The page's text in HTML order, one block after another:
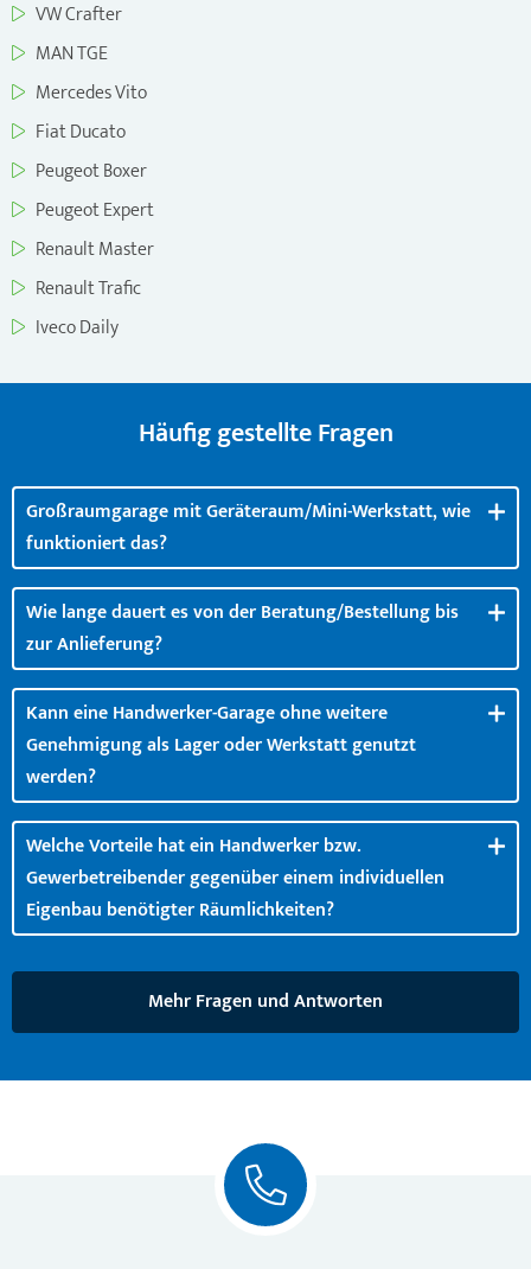
VW Crafter
MAN TGE
Mercedes Vito
Fiat Ducato
Peugeot Boxer
Peugeot Expert
Renault Master
Renault Trafic
Iveco Daily
Häufig gestellte Fragen
Großraumgarage mit Geräteraum/Mini-Werkstatt, wie
funktioniert das?
Wie lange dauert es von der Beratung/Bestellung bis
zur Anlieferung?
Kann eine Handwerker-Garage ohne weitere
Genehmigung als Lager oder Werkstatt genutzt
werden?
Welche Vorteile hat ein Handwerker bzw.
Gewerbetreibender gegenüber einem individuellen
Eigenbau benötigter Räumlichkeiten?
Mehr Fragen und Antworten